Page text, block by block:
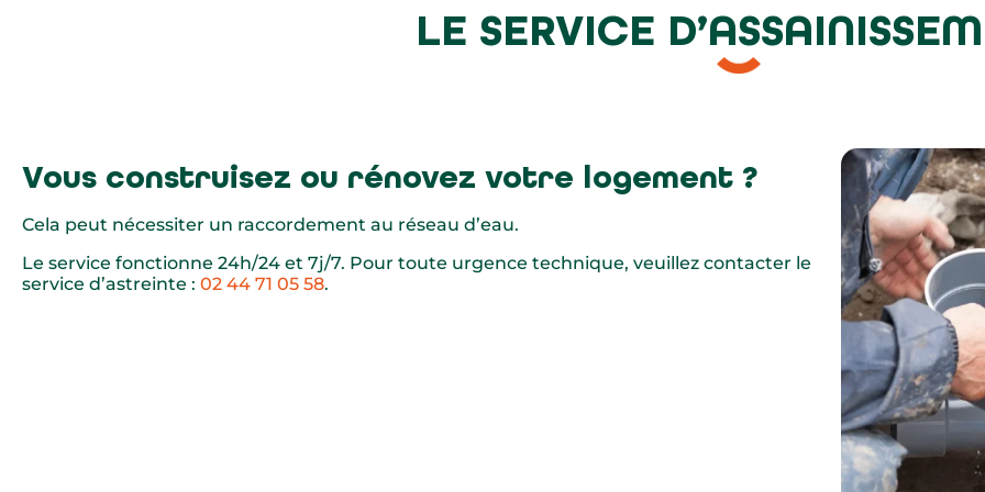
LE SERVICE
Vous construisez ou rénovez votre logement ?
Cela peut nécessiter un raccordement au réseau d’eau.
Le service fonctionne 24h/24 et 7j/7. Pour toute urgence technique, veuillez contacter le
service d’astreinte : 02 44 71 05 58.